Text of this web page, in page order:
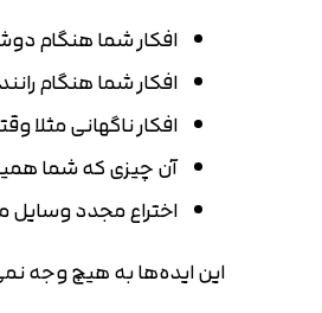
افکار شما هنگام
افکار شما هنگام
افکار ناگهانی مثلا
آن چیزی که شما
اختراع مجدد
این ایده‌ها به هیچ وجه